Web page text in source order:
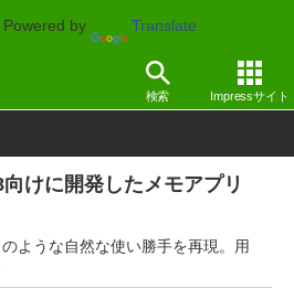
Powered by Translate
検索 Impressサイト
ント ドキュメント Windows
けに開発したメモアプリ
ような自然な使い勝手を再現。用